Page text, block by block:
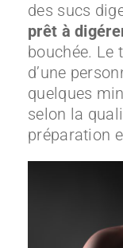
des sucs
prêt à
bouchée. Le
d’une
quelques
selon la
préparation